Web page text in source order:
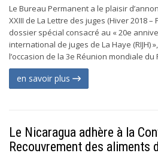
Le Bureau Permanent a le plaisir
XXIII de La Lettre des juges (Hiver 2018 –
dossier spécial consacré au « 20e
international de juges de La Haye (RIJH)
l’occasion de la 3e Réunion mondiale du
en savoir plus
Le Nicaragua adhère à la
Recouvrement des aliments